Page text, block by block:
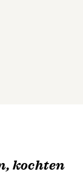
kochten